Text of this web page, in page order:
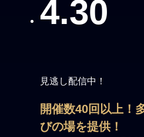
4.30
見逃し配信中！
開催数40回以上！
びの場を提供！